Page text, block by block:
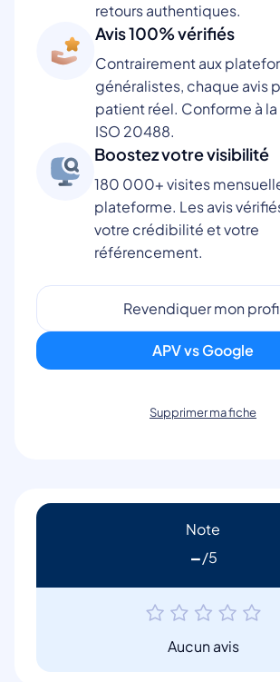
retours authentiques.
Avis 100% vérifiés
Contrairement aux
généralistes, chaque avis
patient réel. Conforme à la
ISO 20488.
Boostez votre visibilité
180 000+ visites
plateforme. Les avis
votre crédibilité et votre
référencement.
Revendiquer mon
APV vs Google
Supprimer ma fiche
Note
-
Aucun avis